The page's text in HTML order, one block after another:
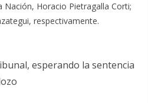
Horacio Pietragalla Corti;
respectivamente.
esperando la sentencia